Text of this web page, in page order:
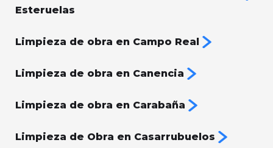
Esteruelas
Limpieza de obra en Campo Real
Limpieza de obra en Canencia
Limpieza de obra en Carabaña
Limpieza de Obra en Casarrubuelos